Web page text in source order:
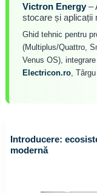
Victron Energy–
stocare și aplicații
Ghid tehnic pentru
(Multiplus/Quattro,
Venus OS),
Electricon.ro ,
Introducere:
modernă